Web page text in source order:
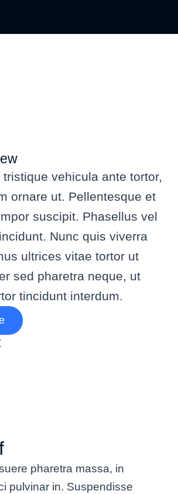
vehicula ante tortor,
ornare ut. Pellentesque et
suscipit. Phasellus vel
Nunc quis viverra
ultrices vitae tortor ut
sed pharetra neque, ut
tincidunt interdum.
pharetra massa, in
pulvinar in. Suspendisse